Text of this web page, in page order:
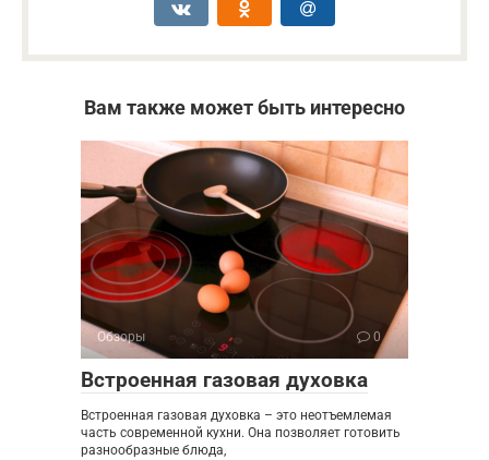
Вам также может быть интересно
Обзоры 0
Встроенная газовая духовка
Встроенная газовая духовка – это неотъемлемая
часть современной кухни. Она позволяет готовить
разнообразные блюда,